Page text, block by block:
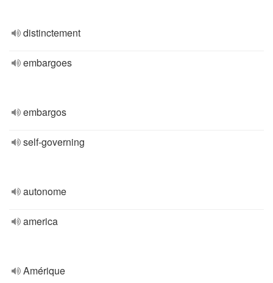
distinctement
embargoes
embargos
self-governing
autonome
america
Amérique